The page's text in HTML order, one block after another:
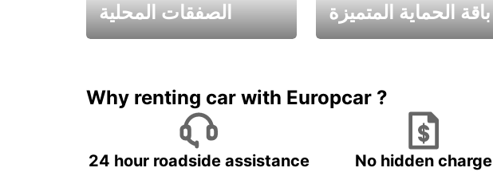
الصفقات المحلية باقة الحماية المتميزة
Why renting car with Europcar ?
24 hour roadside assistance No hidden charge